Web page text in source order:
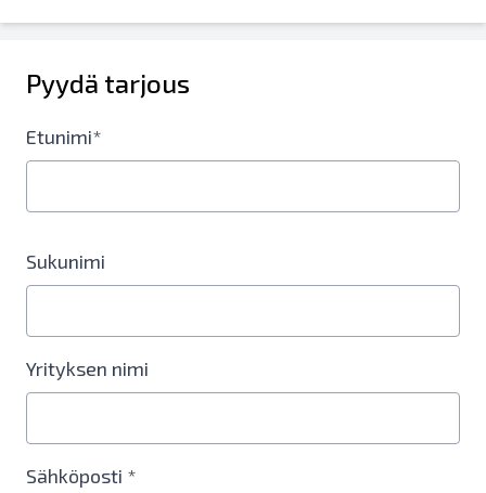
Pyydä tarjous
Etunimi*
Sukunimi
Yrityksen nimi
Sähköposti *